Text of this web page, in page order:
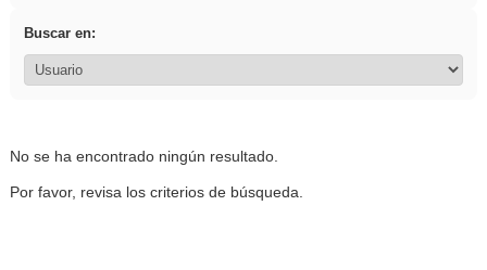
Buscar en:
No se ha encontrado ningún resultado.
Por favor, revisa los criterios de búsqueda.